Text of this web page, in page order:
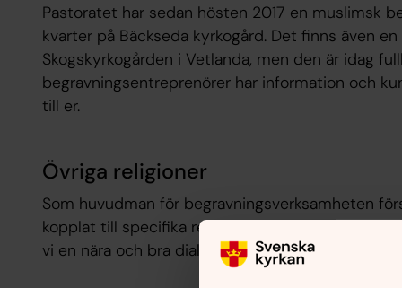
Pastoratet har sedan hösten 2017 en muslimsk
kvarter på Bäckseda kyrkogård. Det finns även
Skogskyrkogården i Vetlanda, men den är idag
begravningsentreprenörer har information och
till er.
Övriga religioner
Som huvudman för begravningsverksamheten
kopplat till specifika religioner. Om det uppstår
vi en nära och bra dialog med våra lokala